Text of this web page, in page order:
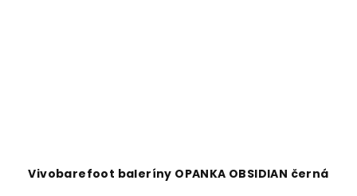
Vivobarefoot baleríny OPANKA OBSIDIAN černá